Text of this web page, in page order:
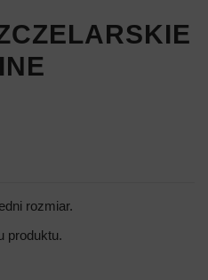
rozmiar.
produktu.